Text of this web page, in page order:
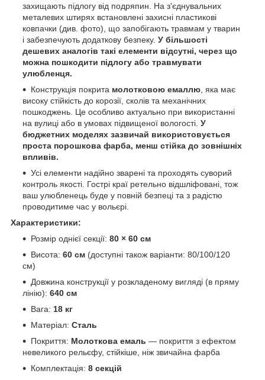
захищають підлогу від подряпин. На з'єднувальних
металевих штирях встановлені захисні пластикові
ковпачки (див. фото), що запобігають травмам у тварин
і забезпечують додаткову безпеку. У більшості
дешевих аналогів такі елементи відсутні, через що
можна пошкодити підлогу або травмувати
улюбленця.
Конструкція покрита молотковою емаллю , яка має
високу стійкість до корозії, сколів та механічних
пошкоджень. Це особливо актуально при використанні
на вулиці або в умовах підвищеної вологості. У
бюджетних моделях зазвичай використовується
проста порошкова фарба, менш стійка до зовнішніх
впливів.
Усі елементи надійно зварені та проходять суворий
контроль якості. Гострі краї ретельно відшліфовані, тож
ваш улюбленець буде у повній безпеці та з радістю
проводитиме час у вольєрі.
Характеристики:
Розмір однієї секції: 80 × 60 см
Висота: 60 см (доступні також варіанти: 80/100/120
см)
Довжина конструкції у розкладеному вигляді (в пряму
лінію): 640 см
Вага: 18 кг
Матеріал: Сталь
Покриття: Молоткова емаль — покриття з ефектом
невеликого рельєфу, стійкіше, ніж звичайна фарба
Комплектація: 8 секцій